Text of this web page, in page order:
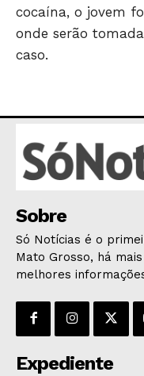
POLÍCIA
ESPORTES
ECONOMIA
SAÚDE
AGRONOTÍCIAS
ÚLTIMAS NOTÍCIAS
cocaína, o jovem
onde serão
caso.
Sobre
Só Notícias é o
Mato Grosso, há
melhores
Expediente